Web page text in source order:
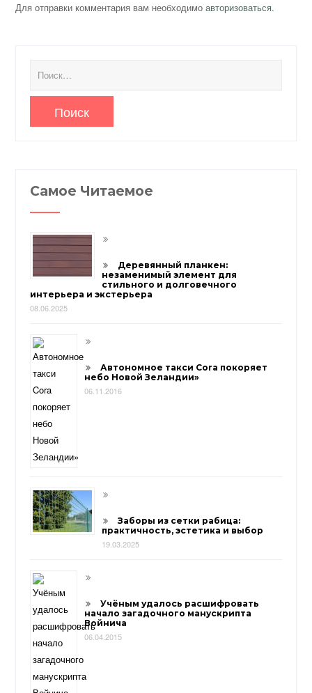
Для отправки комментария вам необходимоавторизоваться.
Самое Читаемое
Деревянный планкен:
незаменимый элемент для
стильного и долговечного
интерьера и экстерьера
08.06.2025
Автономное такси Cora покоряет
небо Новой Зеландии»
06.11.2016
Заборы из сетки рабица:
практичность, эстетика и выбор
19.03.2025
Учёным удалось расшифровать
начало загадочного манускрипта
Войнича
06.04.2015